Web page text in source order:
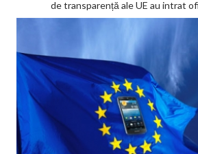
de transparență ale UE au intrat